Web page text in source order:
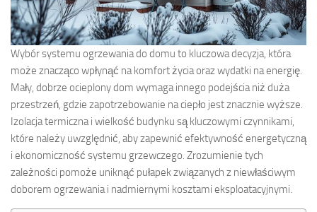
Wybór systemu ogrzewania do domu to kluczowa decyzja, która
może znacząco wpłynąć na komfort życia oraz wydatki na energię.
Mały, dobrze ocieplony dom wymaga innego podejścia niż duża
przestrzeń, gdzie zapotrzebowanie na ciepło jest znacznie wyższe.
Izolacja termiczna i wielkość budynku są kluczowymi czynnikami,
które należy uwzględnić, aby zapewnić efektywność energetyczną
i ekonomiczność systemu grzewczego. Zrozumienie tych
zależności pomoże uniknąć pułapek związanych z niewłaściwym
doborem ogrzewania i nadmiernymi kosztami eksploatacyjnymi.